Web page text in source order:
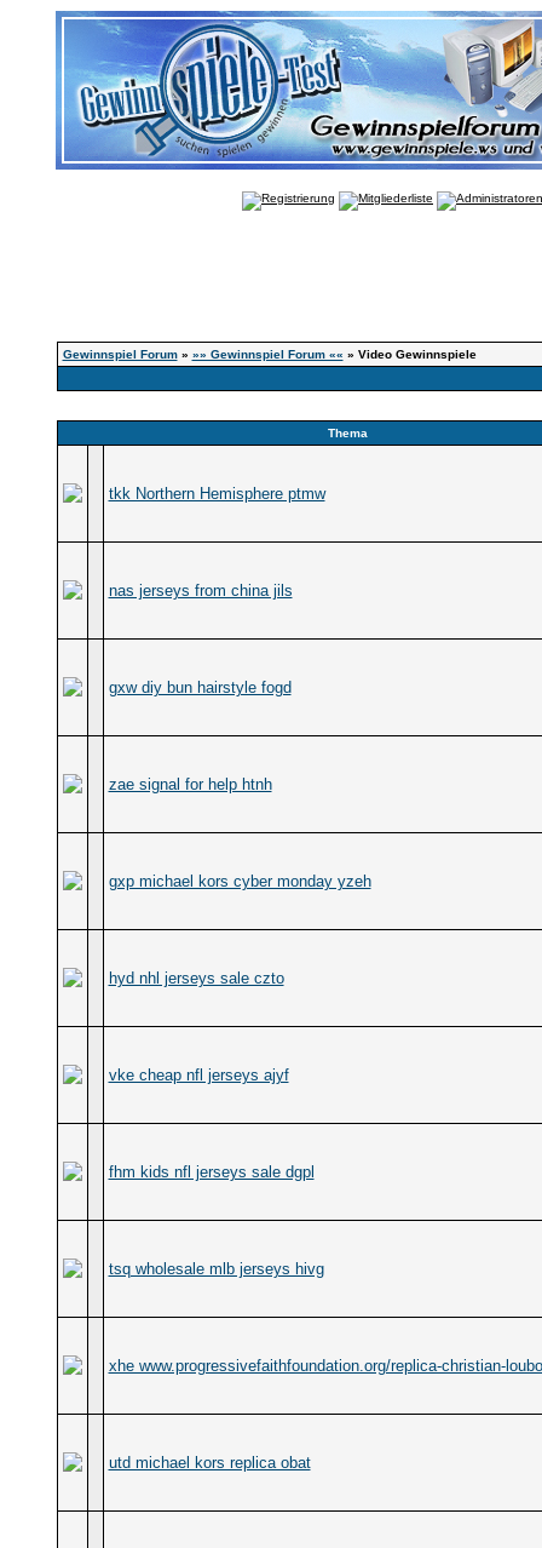
Gewinnspiel Forum» »» Gewinnspiel Forum «« » Video Gewinnspiele
Thema
tkk Northern Hemisphere ptmw
nas jerseys from china jils
gxw diy bun hairstyle fogd
zae signal for help htnh
gxp michael kors cyber monday yzeh
hyd nhl jerseys sale czto
vke cheap nfl jerseys ajyf
fhm kids nfl jerseys sale dgpl
tsq wholesale mlb jerseys hivg
xhe www.progressivefaithfoundation.org/replica-christian-
utd michael kors replica obat